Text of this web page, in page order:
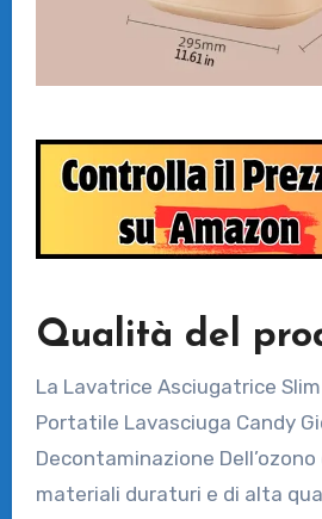
Qualità del
La Lavatrice Asciugatrice Slim
Portatile Lavasciuga Candy
Decontaminazione
materiali duraturi e di alta